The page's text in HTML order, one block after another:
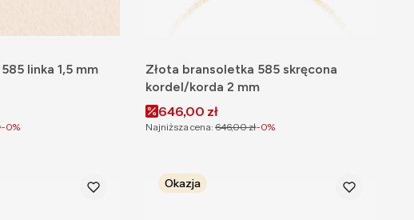
linka 1,5 mm
-0%
Złota bransoletka 585 skręcona
kordel/korda 2 mm
Cena promocyjna
646,00 zł
Najniższa cena: 646,00 zł-0%
Okazja